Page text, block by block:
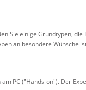
Sie einige Grundtypen, die
an besondere Wünsche
PC ("Hands-on"). Der